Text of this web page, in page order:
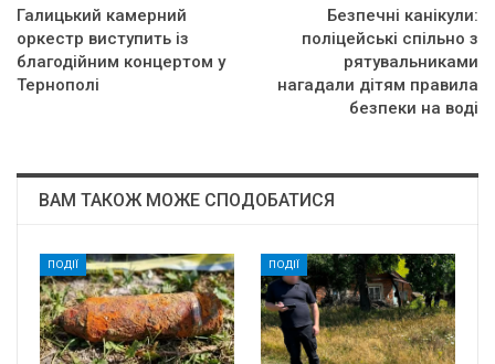
Галицький камерний
оркестр виступить із
благодійним концертом у
Тернополі
Безпечні канікули:
поліцейські спільно з
рятувальниками
нагадали дітям правила
безпеки на воді
ВАМ ТАКОЖ МОЖЕ СПОДОБАТИСЯ
ПОДІЇ ПОДІЇ